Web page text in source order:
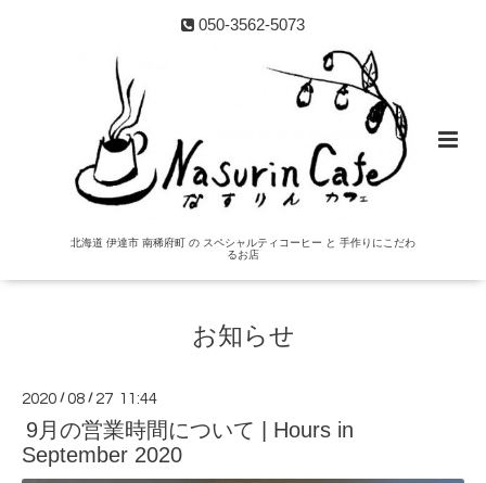
050-3562-5073
北海道 伊達市 南稀府町 の スペシャルティコーヒー と 手作りにこだわ
るお店
お知らせ
2020 /08 / 27 11:44
9月の営業時間について | Hours in
September 2020